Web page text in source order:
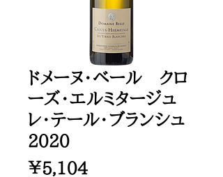
ドメーヌ・ベール クロ
ーズ・エルミタージュ
レ・テール・ブランシュ
2020
￥5,104価